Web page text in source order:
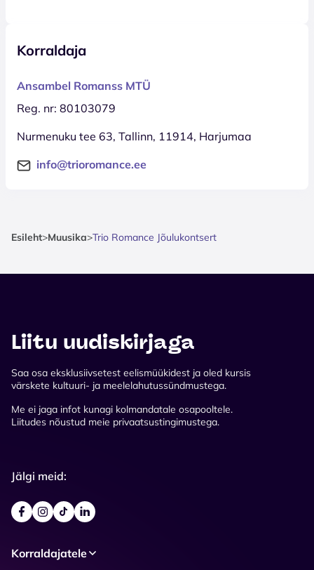
Korraldaja
Ansambel Romanss MTÜ
Reg. nr: 80103079
Nurmenuku tee 63, Tallinn, 11914, Harjumaa
info@trioromance.ee
Esileht>Muusika>Trio Romance Jõulukontsert
Liitu uudiskirjaga
Saa osa eksklusiivsetest eelismüükidest ja oled kursis
värskete kultuuri- ja meelelahutussündmustega.
Me ei jaga infot kunagi kolmandatale osapooltele.
Liitudes nõustud meie privaatsustingimustega.
Jälgi meid:
Korraldajatele